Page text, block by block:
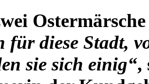
für diese Stadt,
sie sich einig“,